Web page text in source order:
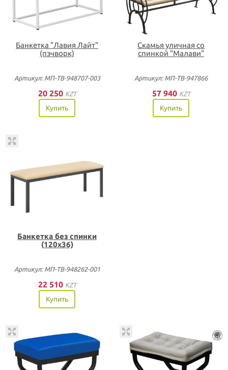
Банкетка "Лавия Лайт"
(пэчворк)
Артикул: МП-ТВ-948707-003
20 250 KZT
Купить
Скамья уличная со
спинкой "Малави"
Артикул: МП-ТВ-947866
57 940 KZT
Купить
Банкетка без спинки
(120х36)
Артикул: МП-ТВ-948262-001
22 510 KZT
Купить